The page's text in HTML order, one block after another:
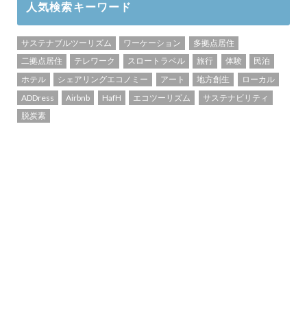
人気検索キーワード
サステナブルツーリズム ワーケーション
多拠点居住
二拠点居住
テレワーク スロートラベル 旅行 体験
民泊
ホテル
シェアリングエコノミー アート 地方創生
ローカル
ADDress
Airbnb HafH エコツーリズム
サステナビリティ
脱炭素